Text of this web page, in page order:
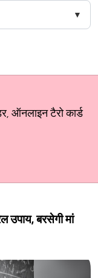
ऑनलाइन टैरो कार्ड
बरसेगी मां